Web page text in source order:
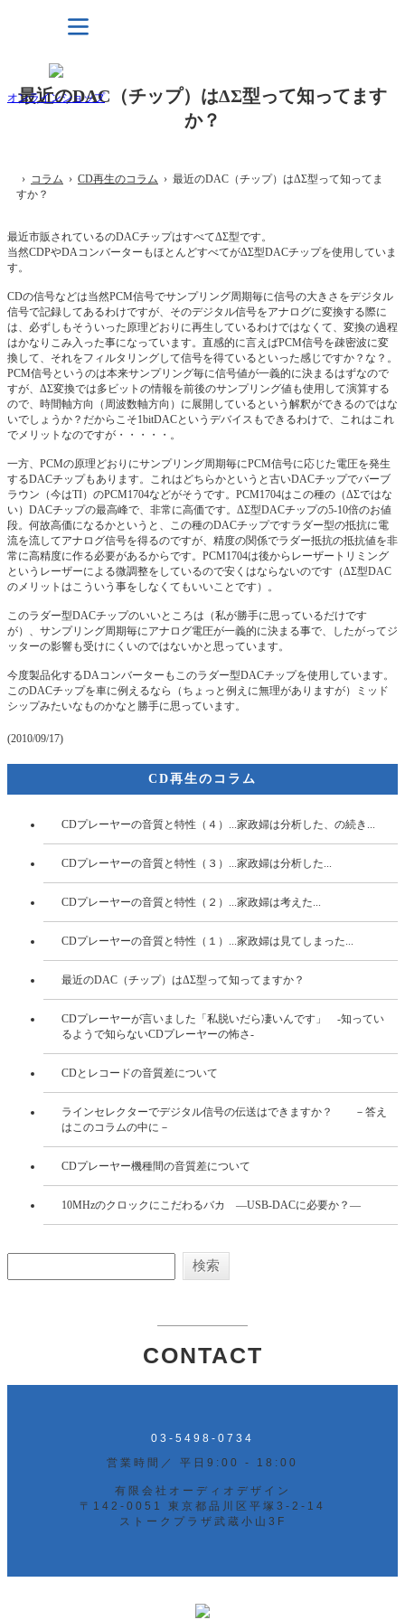
オンラインショップ
最近のDAC（チップ）はΔΣ型って知ってます
か？
› コラム › CD再生のコラム › 最近のDAC（チップ）はΔΣ型って知ってま
すか？
最近市販されているのDACチップはすべてΔΣ型です。
当然CDPやDAコンバーターもほとんどすべてがΔΣ型DACチップを使用していま
す。
CDの信号などは当然PCM信号でサンプリング周期毎に信号の大きさをデジタル
信号で記録してあるわけですが、そのデジタル信号をアナログに変換する際に
は、必ずしもそういった原理どおりに再生しているわけではなくて、変換の過程
はかなりこみ入った事になっています。直感的に言えばPCM信号を疎密波に変
換して、それをフィルタリングして信号を得ているといった感じですか？な？。
PCM信号というのは本来サンプリング毎に信号値が一義的に決まるはずなので
すが、ΔΣ変換では多ビットの情報を前後のサンプリング値も使用して演算する
ので、時間軸方向（周波数軸方向）に展開しているという解釈ができるのではな
いでしょうか？だからこそ1bitDACというデバイスもできるわけで、これはこれ
でメリットなのですが・・・・・。
一方、PCMの原理どおりにサンプリング周期毎にPCM信号に応じた電圧を発生
するDACチップもあります。これはどちらかというと古いDACチップでバーブ
ラウン（今はTI）のPCM1704などがそうです。PCM1704はこの種の（ΔΣではな
い）DACチップの最高峰で、非常に高価です。ΔΣ型DACチップの5-10倍のお値
段。何故高価になるかというと、この種のDACチップですラダー型の抵抗に電
流を流してアナログ信号を得るのですが、精度の関係でラダー抵抗の抵抗値を非
常に高精度に作る必要があるからです。PCM1704は後からレーザートリミング
というレーザーによる微調整をしているので安くはならないのです（ΔΣ型DAC
のメリットはこういう事をしなくてもいいことです）。
このラダー型DACチップのいいところは（私が勝手に思っているだけです
が）、サンプリング周期毎にアナログ電圧が一義的に決まる事で、したがってジ
ッターの影響も受けにくいのではないかと思っています。
今度製品化するDAコンバーターもこのラダー型DACチップを使用しています。
このDACチップを車に例えるなら（ちょっと例えに無理がありますが）ミッド
シップみたいなものかなと勝手に思っています。
(2010/09/17)
CD再生のコラム
CDプレーヤーの音質と特性（４）...家政婦は分析した、の続き...
CDプレーヤーの音質と特性（３）...家政婦は分析した...
CDプレーヤーの音質と特性（２）...家政婦は考えた...
CDプレーヤーの音質と特性（１）...家政婦は見てしまった...
最近のDAC（チップ）はΔΣ型って知ってますか？
CDプレーヤーが言いました「私脱いだら凄いんです」 -知ってい
るようで知らないCDプレーヤーの怖さ-
CDとレコードの音質差について
ラインセレクターでデジタル信号の伝送はできますか？ －答え
はこのコラムの中に－
CDプレーヤー機種間の音質差について
10MHzのクロックにこだわるバカ ―USB-DACに必要か？―
CONTACT
03-5498-0734
営業時間／ 平日9:00 - 18:00
有限会社オーディオデザイン
〒142-0051 東京都品川区平塚3-2-14
ストークプラザ武蔵小山3F